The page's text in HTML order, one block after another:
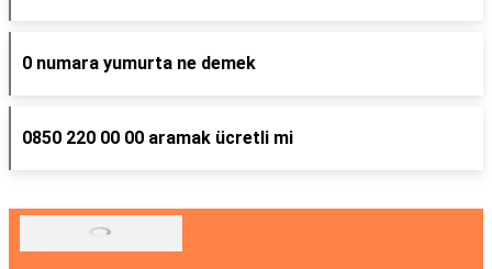
0 numara yumurta ne demek
0850 220 00 00 aramak ücretli mi